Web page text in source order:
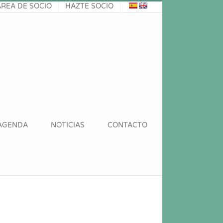
DE SOCIO HAZTE SOCIO
NOTICIAS CONTACTO